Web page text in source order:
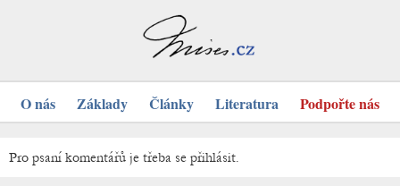
O nás Základy Články Literatura Podpořte nás
Pro psaní komentářů je třeba se přihlásit.